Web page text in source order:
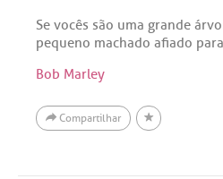
Se vocês são uma grande
pequeno machado afiado
Bob Marley
Compartilhar